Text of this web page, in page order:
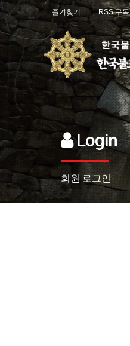
즐겨찾기 RSS 구독
Login
회원 로그인